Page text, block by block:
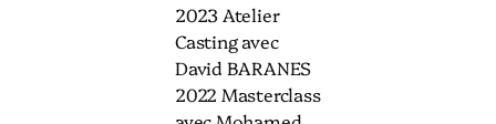
2023 Atelier
Casting avec
David BARANES
2022 Masterclass